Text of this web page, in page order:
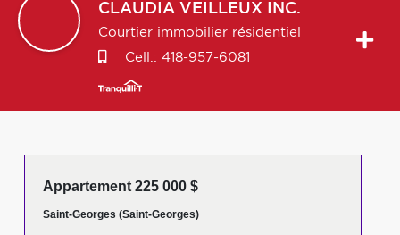
CLAUDIA VEILLEUX INC.
Courtier immobilier résidentiel
Cell.: 418-957-6081
Appartement 225 000 $
Saint-Georges (Saint-Georges)